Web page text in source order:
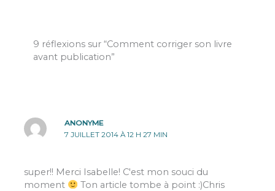
9 réflexions sur “Comment corriger son livre
avant publication”
ANONYME
7 JUILLET 2014 À 12 H 27 MIN
super!! Merci Isabelle! C'est mon souci du
moment
Ton article tombe à point :)Chris